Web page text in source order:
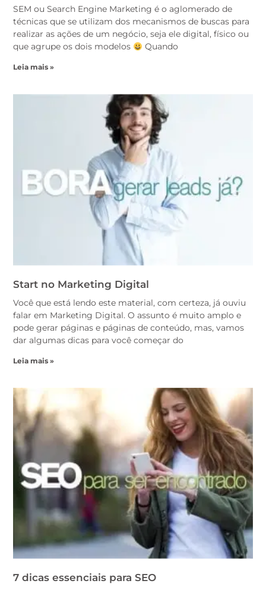
SEM ou Search Engine Marketing é o aglomerado de
técnicas que se utilizam dos mecanismos de buscas para
realizar as ações de um negócio, seja ele digital, físico ou
que agrupe os dois modelos
Quando
Leia mais »
Start no Marketing Digital
Você que está lendo este material, com certeza, já ouviu
falar em Marketing Digital. O assunto é muito amplo e
pode gerar páginas e páginas de conteúdo, mas, vamos
dar algumas dicas para você começar do
Leia mais »
7 dicas essenciais para SEO